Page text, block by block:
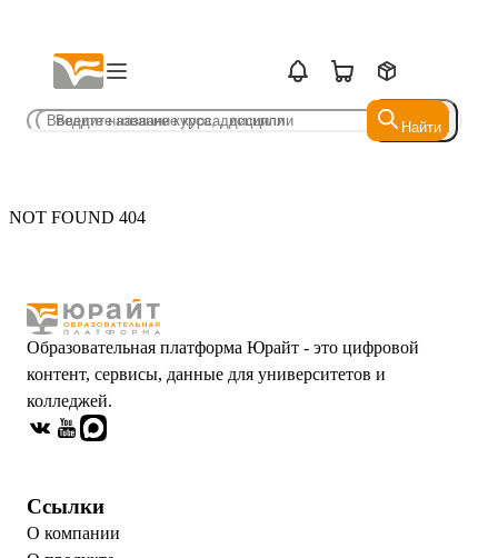
Найти
Найти
NOT FOUND 404
Образовательная платформа Юрайт - это цифровой
контент, сервисы, данные для университетов и
колледжей.
Ссылки
О компании